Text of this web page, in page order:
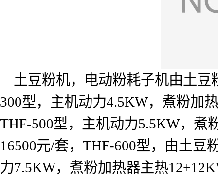
土豆粉机，电动粉耗子机由土
300型，主机动力4.5KW，煮粉加
THF-500型，主机动力5.5KW，煮
16500元/套， THF-600型，由土豆
力7.5KW，煮粉加热器主热